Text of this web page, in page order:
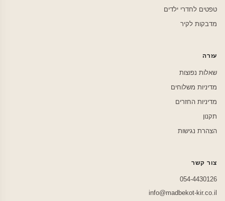
טפטים לחדרי ילדים
מדבקות לקיר
עזרה
שאלות נפוצות
מדיניות משלוחים
מדיניות החזרים
תקנון
הצהרת נגישות
צור קשר
054-4430126
info@madbekot-kir.co.il